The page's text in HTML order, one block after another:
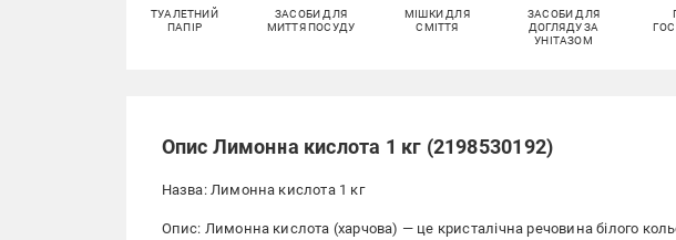
ТУАЛЕТНИЙ
ПАПІР
ЗАСОБИ ДЛЯ
МИТТЯ ПОСУДУ
МІШКИ ДЛЯ
СМІТТЯ
ЗАСОБИ ДЛЯ
ДОГЛЯДУ ЗА
УНІТАЗОМ
Опис Лимонна кислота 1 кг (2198530192)
Назва: Лимонна кислота 1 кг
Опис: Лимонна кислота (харчова) — це кристалічна речовина білого